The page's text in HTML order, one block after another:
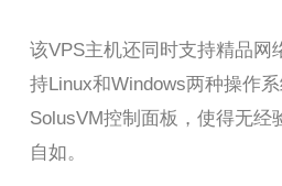
该VPS主机还同时支持精品网
持Linux和Windows两种操作
SolusVM控制面板，使得无经
自如。